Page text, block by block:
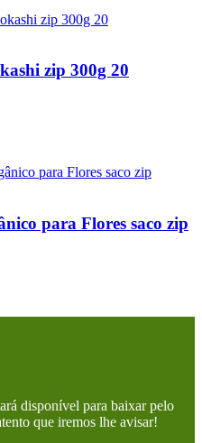
zip 300g 20
para Flores saco zip
disponível para baixar pelo
que iremos lhe avisar!